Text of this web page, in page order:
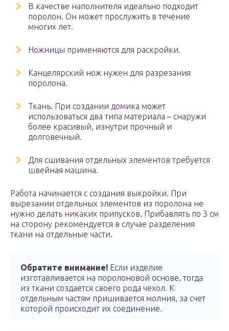
В качестве наполнителя идеально подходит
поролон. Он может прослужить в течение
многих лет.
Ножницы применяются для раскройки.
Канцелярский нож нужен для разрезания
поролона.
Ткань. При создании домика может
использоваться два типа материала – снаружи
более красивый, изнутри прочный и
долговечный.
Для сшивания отдельных элементов требуется
швейная машина.
Работа начинается с создания выкройки. При
вырезании отдельных элементов из поролона не
нужно делать никаких припусков. Прибавлять по 3 см
на сторону рекомендуется в случае разделения
ткани на отдельные части.
Обратите внимание! Если изделие
изготавливается на поролоновой основе, тогда
из ткани создается своего рода чехол. К
отдельным частям пришивается молния, за счет
которой происходит их соединение.